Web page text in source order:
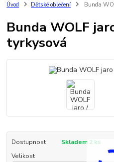
Úvod Dětské oblečení Bunda
Bunda WOLF
tyrkysová
Dostupnost
Skladem 2 ks
Velikost